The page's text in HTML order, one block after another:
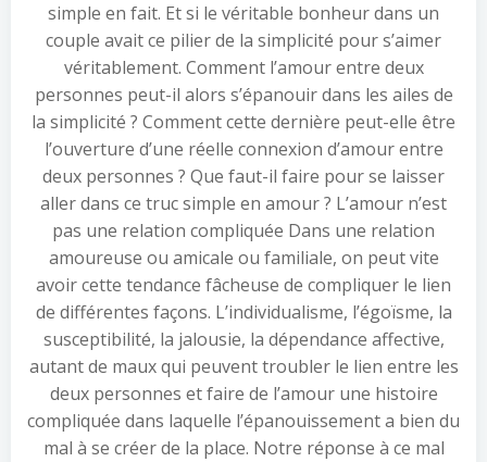
simple en fait. Et si le véritable bonheur dans un
couple avait ce pilier de la simplicité pour s’aimer
véritablement. Comment l’amour entre deux
personnes peut-il alors s’épanouir dans les ailes de
la simplicité ? Comment cette dernière peut-elle être
l’ouverture d’une réelle connexion d’amour entre
deux personnes ? Que faut-il faire pour se laisser
aller dans ce truc simple en amour ? L’amour n’est
pas une relation compliquée Dans une relation
amoureuse ou amicale ou familiale, on peut vite
avoir cette tendance fâcheuse de compliquer le lien
de différentes façons. L’individualisme, l’égoïsme, la
susceptibilité, la jalousie, la dépendance affective,
autant de maux qui peuvent troubler le lien entre les
deux personnes et faire de l’amour une histoire
compliquée dans laquelle l’épanouissement a bien du
mal à se créer de la place. Notre réponse à ce mal